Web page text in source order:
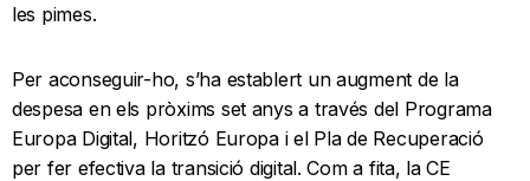
les pimes.
Per aconseguir-ho, s’ha establert un augment de la
despesa en els pròxims set anys a través del Programa
Europa Digital, Horitzó Europa i el Pla de Recuperació
per fer efectiva la transició digital. Com a fita, la CE